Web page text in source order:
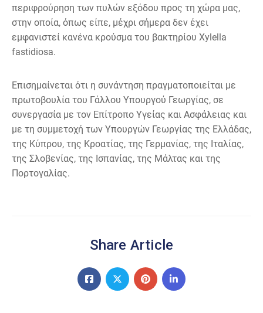
περιφρούρηση των πυλών εξόδου προς τη χώρα μας,
στην οποία, όπως είπε, μέχρι σήμερα δεν έχει
εμφανιστεί κανένα κρούσμα του βακτηρίου Xylella
fastidiosa.
Επισημαίνεται ότι η συνάντηση πραγματοποιείται με
πρωτοβουλία του Γάλλου Υπουργού Γεωργίας, σε
συνεργασία με τον Επίτροπο Υγείας και Ασφάλειας και
με τη συμμετοχή των Υπουργών Γεωργίας της Ελλάδας,
της Κύπρου, της Κροατίας, της Γερμανίας, της Ιταλίας,
της Σλοβενίας, της Ισπανίας, της Μάλτας και της
Πορτογαλίας.
Share Article